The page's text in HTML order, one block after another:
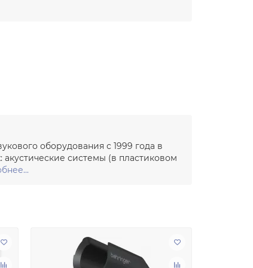
оборудования с 1999 года в
системы (в пластиковом